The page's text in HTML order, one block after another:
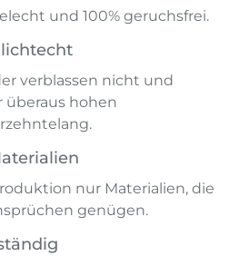
und 100% geruchsfrei.
verblassen nicht und
hohen
nur Materialien, die
genügen.